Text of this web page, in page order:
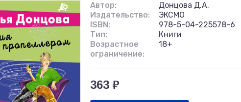
Автор:
Донцова Д.А.
Издательство:
ЭКСМО
ISBN:
978-5-04-225578-6
Тип:
Книги
Возрастное
ограничение:
18+
363 ₽